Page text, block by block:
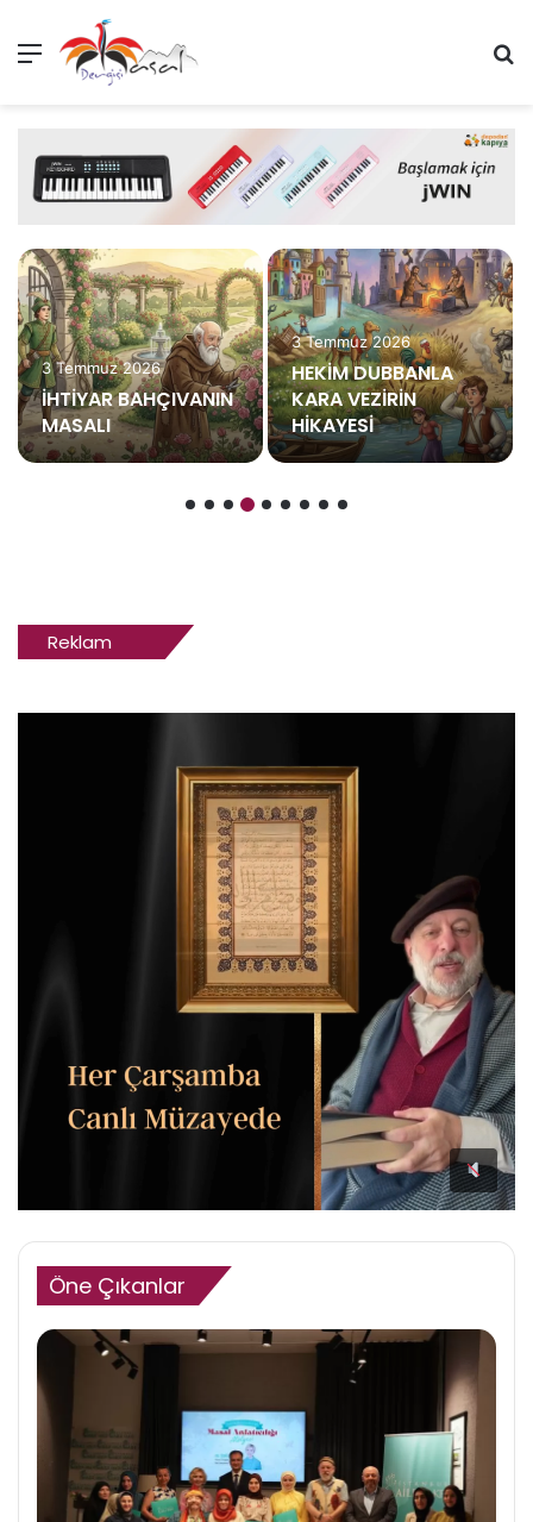
Menü
3 Temmuz 2026
İHTİYAR BAHÇIVANIN
MASALI
3 Temmuz 2026
HEKİM DUBBANLA
KARA VEZİRİN
HİKAYESİ
Reklam
Öne Çıkanlar